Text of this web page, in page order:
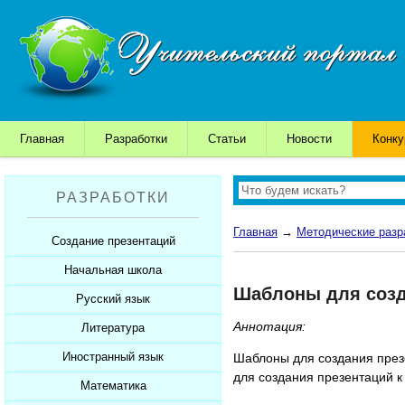
Главная Разработки Статьи Новости
РАЗРАБОТКИ
Создание презентаций
Шаблоны для презентаций
Советы начинающим
Советы дедушки
К презентации...
Начальная школа
Уроки
Презентации
Мультимедийные тесты
Печатные тесты
Русский язык
Уроки
Презентации
Мультимедийные тесты
Литература
Уроки
Презентации
Иностранный язык
Уроки
Математика
Главная → Методические
Шаблоны для
Аннотация:
Шаблоны для создания
для создания презентаций